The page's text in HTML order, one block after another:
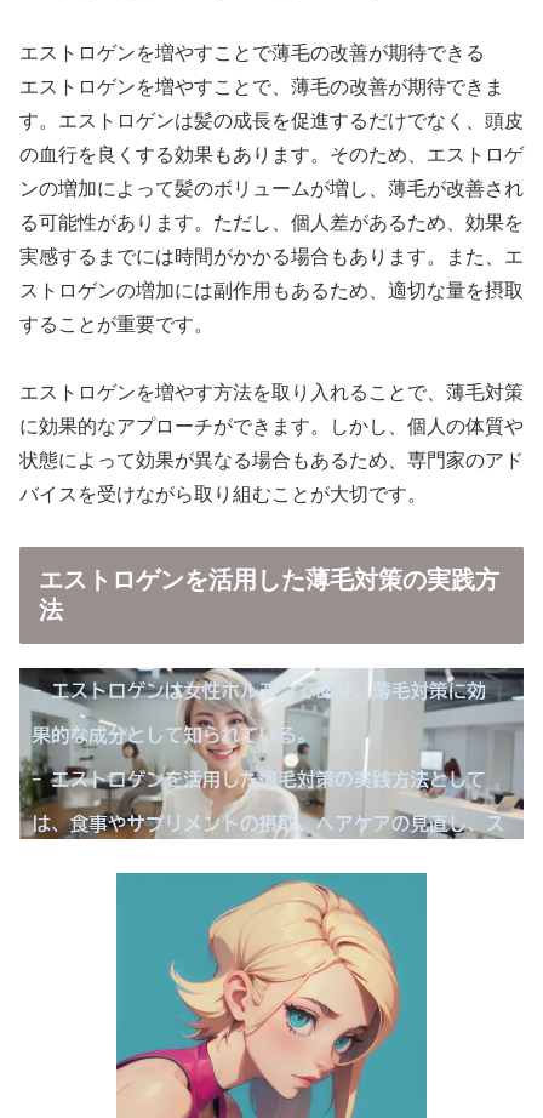
エストロゲンを増やすことで薄毛の改善が期待できる
エストロゲンを増やすことで、薄毛の改善が期待できま
す。エストロゲンは髪の成長を促進するだけでなく、頭皮
の血行を良くする効果もあります。そのため、エストロゲ
ンの増加によって髪のボリュームが増し、薄毛が改善され
る可能性があります。ただし、個人差があるため、効果を
実感するまでには時間がかかる場合もあります。また、エ
ストロゲンの増加には副作用もあるため、適切な量を摂取
することが重要です。
エストロゲンを増やす方法を取り入れることで、薄毛対策
に効果的なアプローチができます。しかし、個人の体質や
状態によって効果が異なる場合もあるため、専門家のアド
バイスを受けながら取り組むことが大切です。
エストロゲンを活用した薄毛対策の実践方
法